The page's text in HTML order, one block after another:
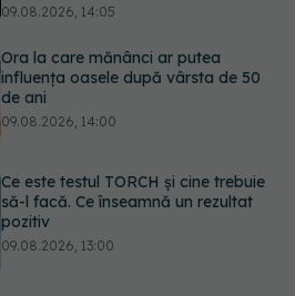
09.08.2026, 14:05
Ora la care mănânci ar putea
influența oasele după vârsta de 50
de ani
09.08.2026, 14:00
Ce este testul TORCH și cine trebuie
să-l facă. Ce înseamnă un rezultat
pozitiv
09.08.2026, 13:00